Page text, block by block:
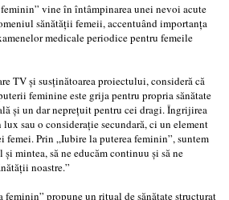
vine în întâmpinarea unei nevoi acute
sănătății femeii, accentuând importanța
medicale periodice pentru femeile
TV și susținătoarea proiectului, consideră că
feminine este grija pentru propria sănătate
și un dar neprețuit pentru cei dragi. Îngrijirea
sau o considerație secundară, ci un element
femei. Prin „Iubire la puterea feminin”, suntem
mintea, să ne educăm continuu și să ne
noastre.”
feminin” propune un ritual de sănătate structurat